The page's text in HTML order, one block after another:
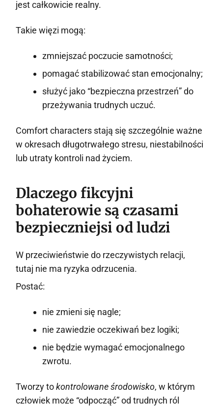
jest całkowicie realny.
Takie więzi mogą:
zmniejszać poczucie samotności;
pomagać stabilizować stan emocjonalny;
służyć jako “bezpieczna przestrzeń” do
przeżywania trudnych uczuć.
Comfort characters stają się szczególnie ważne
w okresach długotrwałego stresu, niestabilności
lub utraty kontroli nad życiem.
Dlaczego fikcyjni
bohaterowie są czasami
bezpieczniejsi od ludzi
W przeciwieństwie do rzeczywistych relacji,
tutaj nie ma ryzyka odrzucenia.
Postać:
nie zmieni się nagle;
nie zawiedzie oczekiwań bez logiki;
nie będzie wymagać emocjonalnego
zwrotu.
Tworzy tokontrolowane środowisko, w którym
człowiek może “odpocząć” od trudnych ról